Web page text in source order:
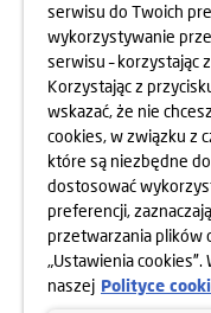
DZIECI
serwisu do Twoich
wykorzystywanie
serwisu – korzystając
Korzystając z
wskazać, że nie
cookies, w związku z
które są niezbędne
dostosować
preferencji,
przetwarzania plików
„Ustawienia
naszej Polityce